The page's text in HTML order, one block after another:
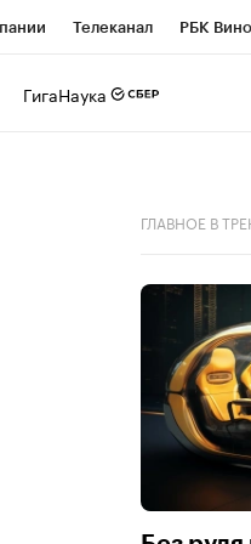
Телеканал РБК Вино
ГигаНаука
ГЛАВНОЕ В